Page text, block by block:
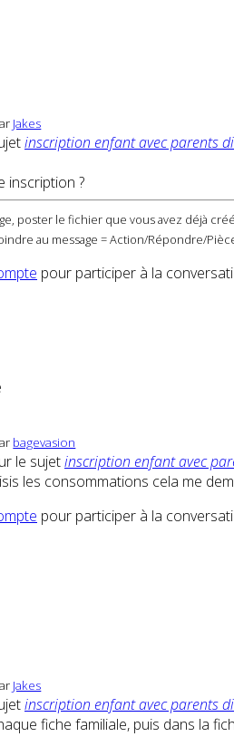
Jakes
inscription enfant avec parents
inscription ?
poster le fichier que vous avez déjà
au message = Action/Répondre/
pour participer à la
bagevasion
le sujetinscription enfant avec
les consommations cela me
pour participer à la
Jakes
inscription enfant avec parents
fiche familiale, puis dans la